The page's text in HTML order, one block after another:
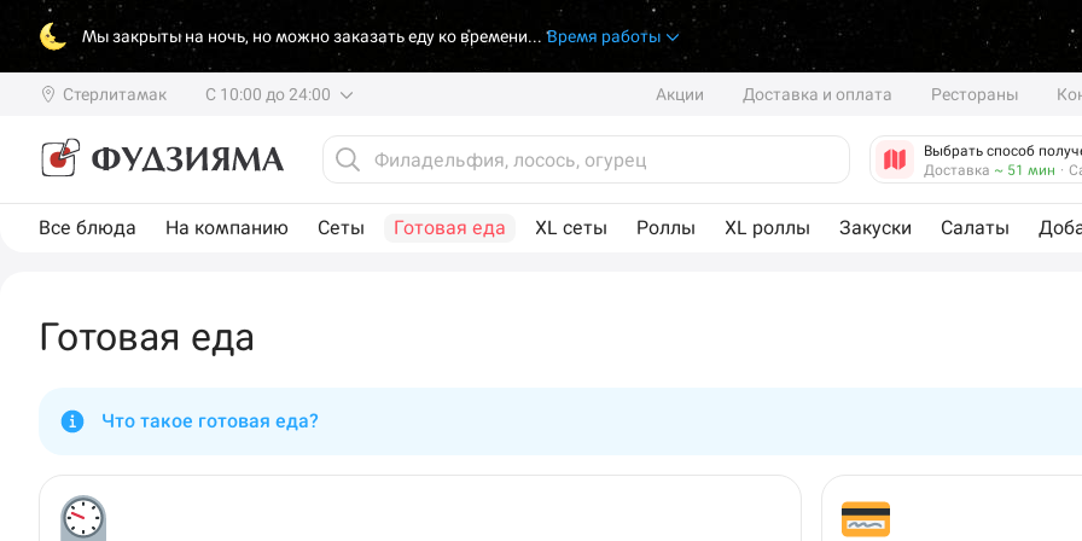
Мы закрыты на ночь, но можно заказать еду ко времени... Время работы
Стерлитамак С 10:00 до 24:00 Акции Доставка и оплата Рестораны
Выбрать способ
Доставка ~ 51 мин ·
Все блюда На компанию Сеты Готовая еда XL сеты Роллы XL роллы Закуски Салаты
Готовая еда
Что такое готовая еда?